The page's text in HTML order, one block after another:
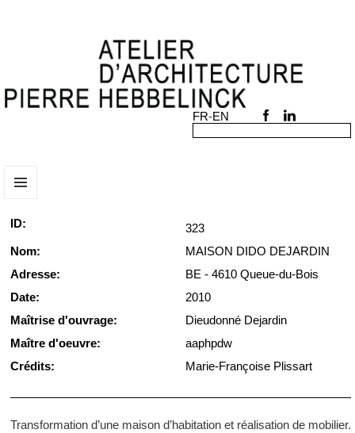
ET
WIDGETS
ID:
323
Nom:
MAISON DIDO DEJARDIN
Adresse:
BE - 4610 Queue-du-Bois
Date:
2010
Maîtrise d'ouvrage:
Dieudonné Dejardin
Maître d'oeuvre:
aaphpdw
Crédits:
Marie-Françoise Plissart
Transformation d’une maison d’habitation et réalisation de mobilier.